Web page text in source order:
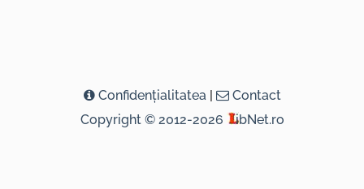
Confidenţialitatea |
Contact
Copyright © 2012-2026
ibNet.ro